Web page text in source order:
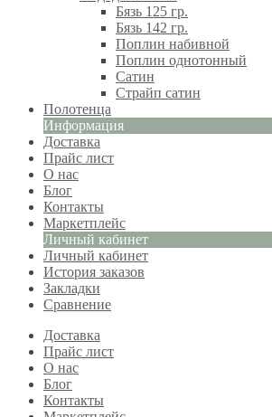
Бязь 125 гр.
Бязь 142 гр.
Поплин набивной
Поплин однотонный
Сатин
Страйп сатин
Полотенца
Информация
Доставка
Прайс лист
О нас
Блог
Контакты
Маркетплейс
Личный кабинет
Личный кабинет
История заказов
Закладки
Сравнение
Доставка
Прайс лист
О нас
Блог
Контакты